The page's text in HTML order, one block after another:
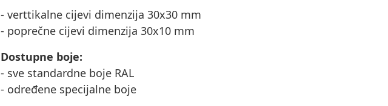
- verttikalne cijevi dimenzija 30x30 mm
- poprečne cijevi dimenzija 30x10 mm
Dostupne boje:
- sve standardne boje RAL
- određene specijalne boje